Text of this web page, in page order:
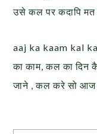
उसे कल पर कदापि मत
aaj ka kaam kal
का काम, कल का दिन
जाने , कल करे सो